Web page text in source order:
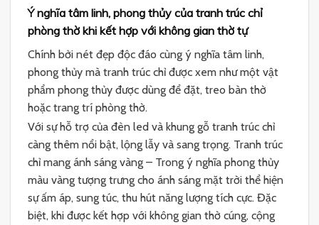
Ý nghĩa tâm linh, phong thủy của tranh trúc chỉ
phòng thờ khi kết hợp với không gian thờ tự
Chính bởi nét đẹp độc đáo cùng ý nghĩa tâm linh,
phong thủy mà tranh trúc chỉ được xem như một vật
phẩm phong thủy được dùng để đặt, treo bàn thờ
hoặc trang trí phòng thờ.
Với sự hỗ trợ của đèn led và khung gỗ tranh trúc chỉ
càng thêm nổi bật, lộng lẫy và sang trọng. Tranh trúc
chỉ mang ánh sáng vàng – Trong ý nghĩa phong thủy
màu vàng tượng trưng cho ánh sáng mặt trời thể hiện
sự ấm áp, sung túc, thu hút năng lượng tích cực. Đặc
biệt, khi được kết hợp với không gian thờ cúng, cộng